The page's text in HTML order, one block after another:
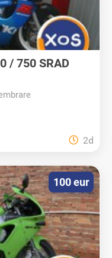
/ 750 SRAD
2d
100 eur